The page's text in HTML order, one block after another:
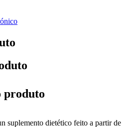
produto
suplemento dietético feito a partir de